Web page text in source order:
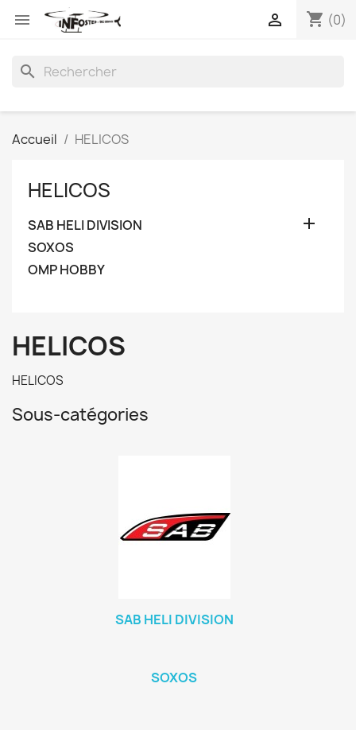
 shopping_cart (0)

search
Accueil HELICOS
HELICOS
SAB HELI DIVISION 
SOXOS
OMP HOBBY
HELICOS
HELICOS
Sous-catégories
SAB HELI DIVISION
SOXOS